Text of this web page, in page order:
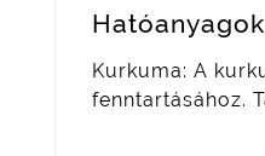
Kurkuma: A
fenntartásához.